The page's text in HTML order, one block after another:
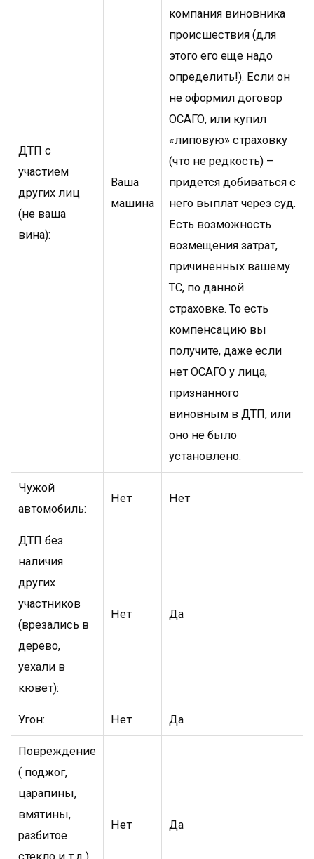
ДТП с
участием
других лиц
(не ваша
вина):
Ваша
машина
компания виновника
происшествия (для
этого его еще надо
определить!). Если он
не оформил договор
ОСАГО, или купил
«липовую» страховку
(что не редкость) –
придется добиваться с
него выплат через суд.
Есть возможность
возмещения затрат,
причиненных вашему
ТС, по данной
страховке. То есть
компенсацию вы
получите, даже если
нет ОСАГО у лица,
признанного
виновным в ДТП, или
оно не было
установлено.
Чужой
автомобиль:
Нет Нет
ДТП без
наличия
других
участников
(врезались в
дерево,
уехали в
кювет):
Нет Да
Угон: Нет Да
Повреждение
( поджог,
царапины,
вмятины,
разбитое
стекло и т.д.)
Нет Да